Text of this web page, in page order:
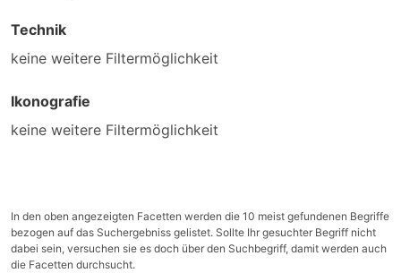
Technik
keine weitere Filtermöglichkeit
Ikonografie
keine weitere Filtermöglichkeit
In den oben angezeigten Facetten werden die 10 meist gefundenen Begriffe
bezogen auf das Suchergebniss gelistet. Sollte Ihr gesuchter Begriff nicht
dabei sein, versuchen sie es doch über den Suchbegriff, damit werden auch
die Facetten durchsucht.